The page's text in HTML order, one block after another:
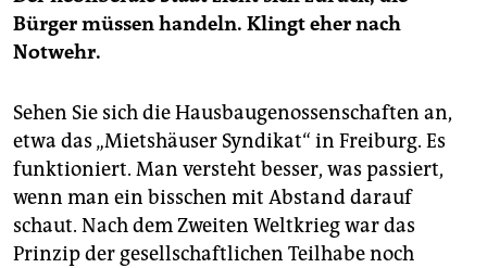
Bürger müssen handeln. Klingt eher nach
Notwehr.
Sehen Sie sich die Hausbaugenossenschaften an,
etwa das „Mietshäuser Syndikat“ in Freiburg. Es
funktioniert. Man versteht besser, was passiert,
wenn man ein bisschen mit Abstand darauf
schaut. Nach dem Zweiten Weltkrieg war das
Prinzip der gesellschaftlichen Teilhabe noch